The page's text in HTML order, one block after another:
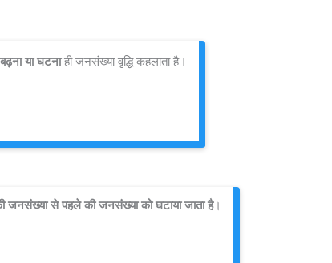
या घटना ही जनसंख्या वृद्धि कहलाता है।
जनसंख्या से पहले की जनसंख्या को घटाया जाता है।